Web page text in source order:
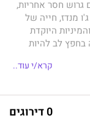
חסר אחריות,
מנדז, חייה של
היוקדת
לב להיות
קרא/י עוד..
0 דירוגים